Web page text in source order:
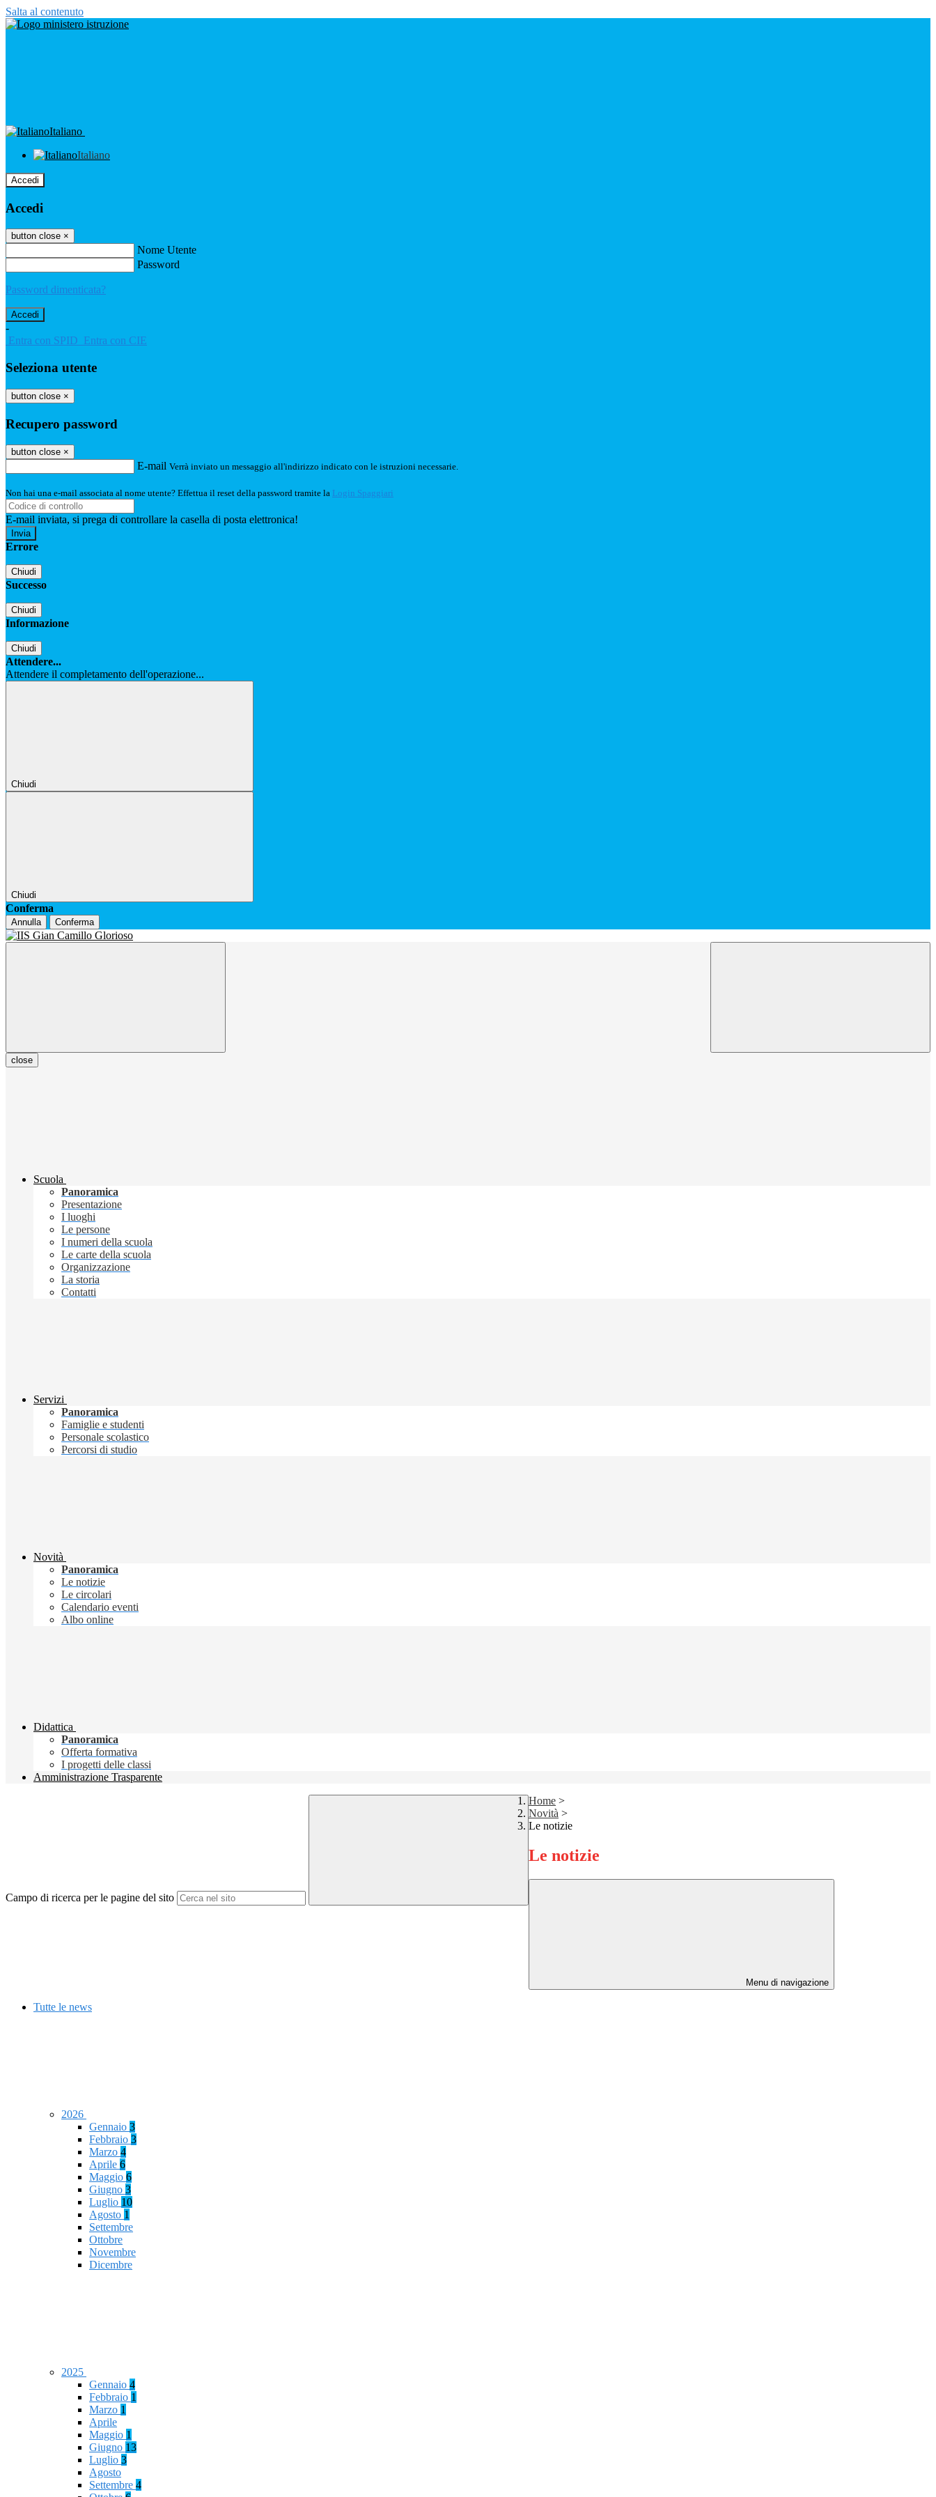
Salta al contenuto
Italiano
Italiano
Accedi
Accedi
button close ×
Nome Utente
Password
Password dimenticata?
-
Entra con SPID Entra con CIE
Seleziona utente
button close ×
Recupero password
button close ×
E-mail Verrà inviato un messaggio all'indirizzo indicato con le istruzioni necessarie.
Non hai una e-mail associata al nome utente? Effettua il reset della password tramite la Login Spaggiari
E-mail inviata, si prega di controllare la casella di posta elettronica!
Errore
Chiudi
Successo
Chiudi
Informazione
Chiudi
Attendere...
Attendere il completamento dell'operazione...
Chiudi
Chiudi
Conferma
Annulla Conferma
close
Scuola
Panoramica
Presentazione
I luoghi
Le persone
I numeri della scuola
Le carte della scuola
Organizzazione
La storia
Contatti
Servizi
Panoramica
Famiglie e studenti
Personale scolastico
Percorsi di studio
Novità
Panoramica
Le notizie
Le circolari
Calendario eventi
Albo online
Didattica
Panoramica
Offerta formativa
I progetti delle classi
Amministrazione Trasparente
Campo di ricerca per le pagine del sito
Home >
Novità >
Le notizie
Le notizie
Menu di navigazione
Tutte le news
2026
Gennaio 3
Febbraio 3
Marzo 4
Aprile 6
Maggio 6
Giugno 3
Luglio 10
Agosto 1
Settembre
Ottobre
Novembre
Dicembre
2025
Gennaio 4
Febbraio 1
Marzo 1
Aprile
Maggio 1
Giugno 13
Luglio 3
Agosto
Settembre 4